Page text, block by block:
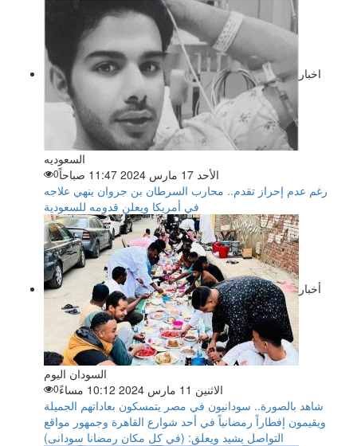
اخبار
السعوديه
الأحد 17 مارس 2024 11:47 صباحاً
0
رغم عدم إحراز تقدم.. محارب السرطان بن جروان ينهي علاجه
في أمريكا ويعلن قدومه للسعودية
أخبار
السودان اليوم
الاثنين 11 مارس 2024 10:12 مساءً
0
شاهد بالصورة.. سودانيون في مصر يتمسكون بعاداتهم الجميلة
ويقيمون إفطاراً رمضانياً في أحد شوارع القاهرة وجمهور مواقع
التواصل يشيد ويعلق: (في كل مكان رمضانا سودانى)